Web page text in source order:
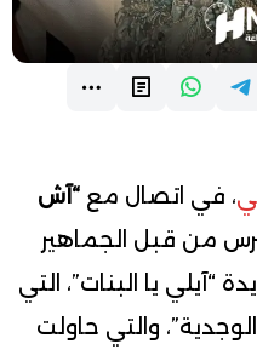
، في اتصال مع “آش
من قبل الجماهير
“آيلي يا البنات”، التي
والتي حاولت